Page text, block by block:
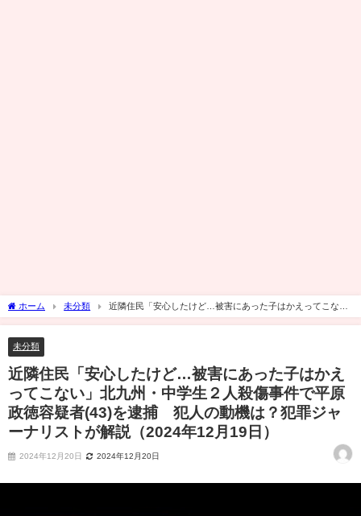
ホーム 未分類
近隣住民「安心したけど…被害にあった子はかえってこな
い」北九州・中学生２人殺傷事件で平原政徳容疑者(43)を逮捕 犯人の動機は？犯罪ジ
未分類
近隣住民「安心したけど…被害にあった子はかえ
ってこない」北九州・中学生２人殺傷事件で平原
政徳容疑者(43)を逮捕 犯人の動機は？犯罪ジャ
ーナリストが解説（2024年12月19日）
2024年12月20日 2024年12月20日